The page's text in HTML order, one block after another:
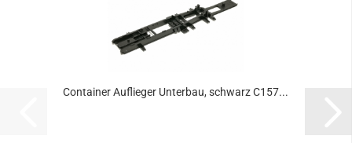
Container Auflieger Unterbau, schwarz C157...